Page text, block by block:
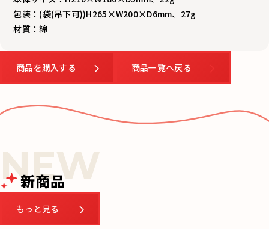
包装：(袋(吊下可))H265×W200×D6mm、27g
商品を購入する 商品一覧へ戻る
新商品
もっと見る